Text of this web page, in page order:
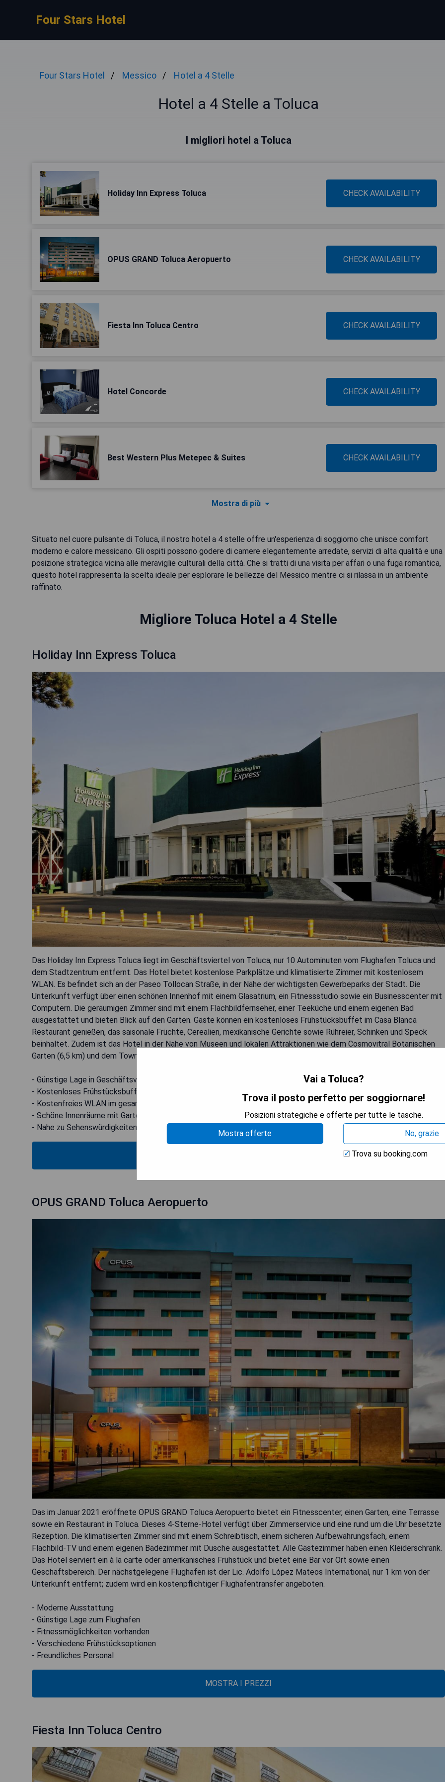
Four Stars Hotel
Four Stars Hotel Messico Hotel a 4 Stelle
Hotel a 4 Stelle a Toluca
I migliori hotel a Toluca
Holiday Inn Express Toluca CHECK AVAILABILITY
OPUS GRAND Toluca Aeropuerto CHECK AVAILABILITY
Fiesta Inn Toluca Centro CHECK AVAILABILITY
Hotel Concorde CHECK AVAILABILITY
Best Western Plus Metepec & Suites CHECK AVAILABILITY
Mostra di più
Situato nel cuore pulsante di Toluca, il nostro hotel a 4 stelle offre un'esperienza di soggiorno che unisce comfort
moderno e calore messicano. Gli ospiti possono godere di camere elegantemente arredate, servizi di alta qualità e una
posizione strategica vicina alle meraviglie culturali della città. Che si tratti di una visita per affari o una fuga romantica,
questo hotel rappresenta la scelta ideale per esplorare le bellezze del Messico mentre ci si rilassa in un ambiente
raffinato.
Migliore Toluca Hotel a 4 Stelle
Holiday Inn Express Toluca
Das Holiday Inn Express Toluca liegt im Geschäftsviertel von Toluca, nur 10 Autominuten vom Flughafen Toluca und
dem Stadtzentrum entfernt. Das Hotel bietet kostenlose Parkplätze und klimatisierte Zimmer mit kostenlosem
WLAN. Es befindet sich an der Paseo Tollocan Straße, in der Nähe der wichtigsten Gewerbeparks der Stadt. Die
Unterkunft verfügt über einen schönen Innenhof mit einem Glasatrium, ein Fitnessstudio sowie ein Businesscenter mit
Computern. Die geräumigen Zimmer sind mit einem Flachbildfernseher, einer Teeküche und einem eigenen Bad
ausgestattet und bieten Blick auf den Garten. Gäste können ein kostenloses Frühstücksbuffet im Casa Blanca
Restaurant genießen, das saisonale Früchte, Cerealien, mexikanische Gerichte sowie Rühreier, Schinken und Speck
beinhaltet. Zudem ist das Hotel in der Nähe von Museen und lokalen Attraktionen wie dem Cosmovitral Botanischen
Garten (6,5 km) und dem Town Square Metepec (4,2 km).
- Günstige Lage in Geschäftsviertel
- Kostenloses Frühstücksbuffet
- Kostenfreies WLAN im gesamten Hotel
- Schöne Innenräume mit Gartenblick
- Nahe zu Sehenswürdigkeiten und Museen
OPUS GRAND Toluca Aeropuerto
Das im Januar 2021 eröffnete OPUS GRAND Toluca Aeropuerto bietet ein Fitnesscenter, einen Garten, eine Terrasse
sowie ein Restaurant in Toluca. Dieses 4-Sterne-Hotel verfügt über Zimmerservice und eine rund um die Uhr besetzte
Rezeption. Die klimatisierten Zimmer sind mit einem Schreibtisch, einem sicheren Aufbewahrungsfach, einem
Flachbild-TV und einem eigenen Badezimmer mit Dusche ausgestattet. Alle Gästezimmer haben einen Kleiderschrank.
Das Hotel serviert ein à la carte oder amerikanisches Frühstück und bietet eine Bar vor Ort sowie einen
Geschäftsbereich. Der nächstgelegene Flughafen ist der Lic. Adolfo López Mateos International, nur 1 km von der
Unterkunft entfernt; zudem wird ein kostenpflichtiger Flughafentransfer angeboten.
- Moderne Ausstattung
- Günstige Lage zum Flughafen
- Fitnessmöglichkeiten vorhanden
- Verschiedene Frühstücksoptionen
- Freundliches Personal
MOSTRA I PREZZI
Fiesta Inn Toluca Centro
Vai a Toluca?
Trova il posto perfetto per soggiornare!
Posizioni strategiche e offerte per tutte le tasche.
Mostra offerte
No, grazie
Trova su booking.com